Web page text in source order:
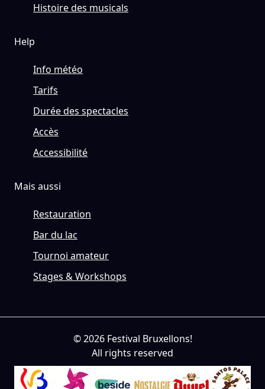
Histoire des musicals
Help
Info météo
Tarifs
Durée des spectacles
Accès
Accessibilité
Mais aussi
Restauration
Bar du lac
Tournoi amateur
Stages & Workshops
© 2026 Festival Bruxellons!
All rights reserved